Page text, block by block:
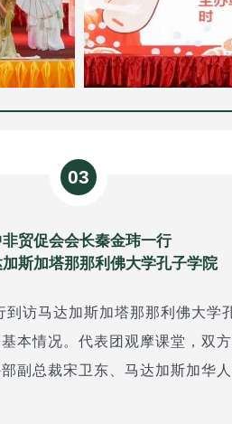
03
非贸促会会长秦金玮一行
斯加塔那那利佛大学孔子学院
访马达加斯加塔那那利佛大学
本情况。代表团观摩课堂，双
副总裁宋卫东、马达加斯加华